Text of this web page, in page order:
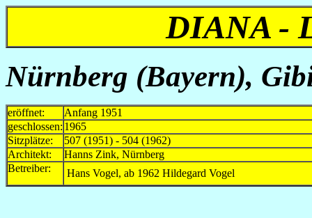
DIANA -
Nürnberg (Bayern),
eröffnet:
Anfang 1951
geschlossen: 1965
Sitzplätze:
507 (1951) - 504 (1962)
Architekt:
Hanns Zink, Nürnberg
Betreiber:
Hans Vogel, ab 1962 Hildegard Vogel